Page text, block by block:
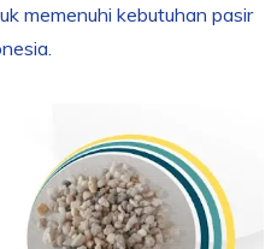
memenuhi kebutuhan pasir